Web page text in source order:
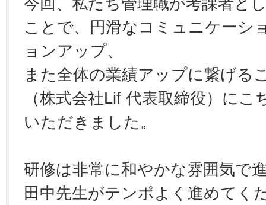
ことで、円滑なコミュニケーシ
ョンアップ、
また全体の業績アップに繋げる
（株式会社Lif 代表取締役）に
いただきました。
研修は非常に和やかな雰囲気で
田中先生がテンポよく進めてく